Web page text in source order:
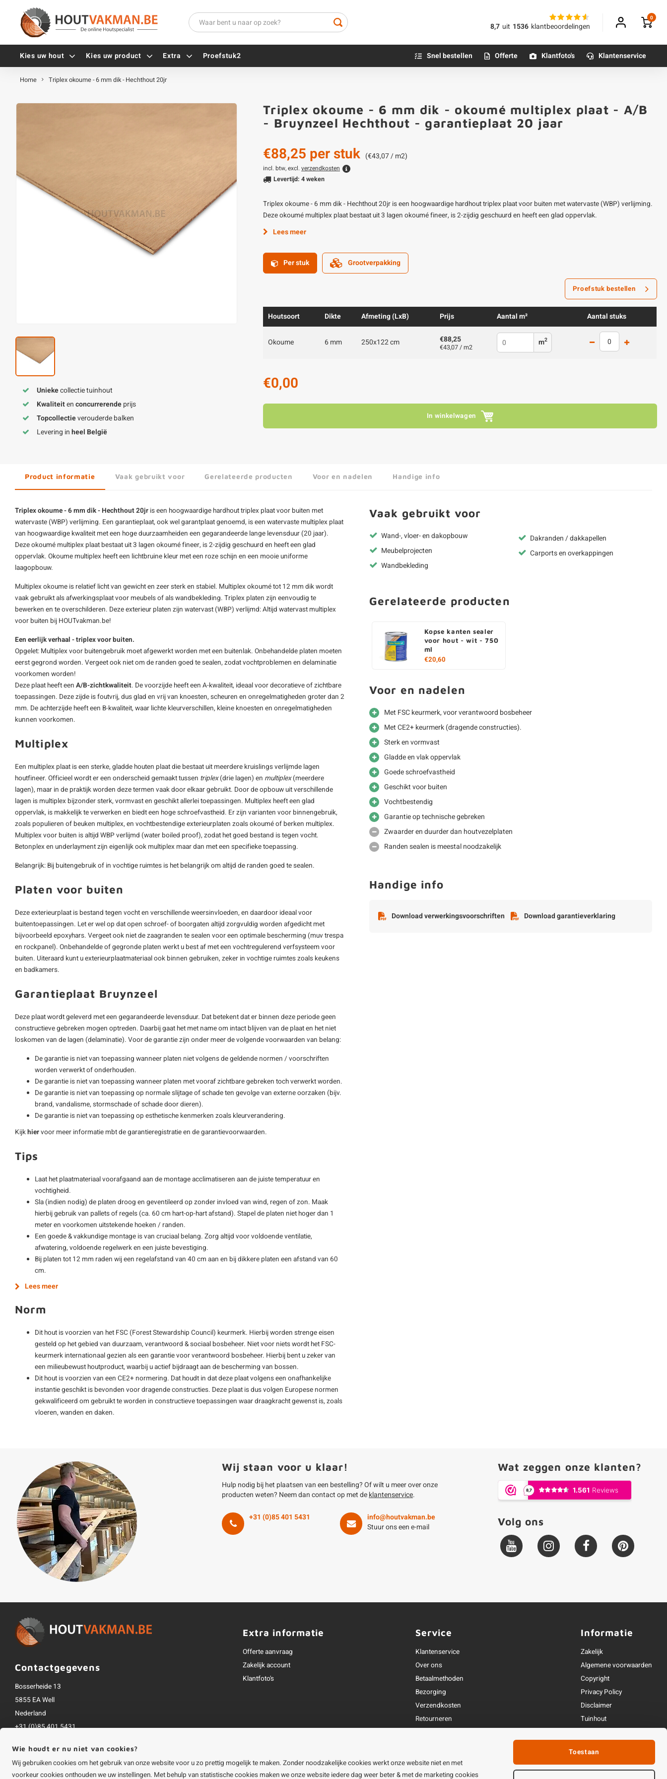
8,7 uit 1536 klantbeoordelingen
0
Kies uw hout Kies uw product Extra
Zwarte schroeven
Houten pennen
Blauwsteen sokkels
Olie - voor buiten
Impregneer
Olie en lak - voor binnen
Betonmortels
Alle poten & onderstellen
Proefstuk2 Snel bestellen Offerte Klantfoto's Klantenservice
Home Triplex okoume - 6 mm dik - Hechthout 20jr
Uniekecollectie tuinhout
Kwaliteitenconcurrerendeprijs
Topcollectieverouderde balken
Levering inheel België
Triplex okoume - 6 mm dik - okoumé multiplex plaat - A/B
- Bruynzeel Hechthout - garantieplaat 20 jaar
€88,25 per stuk (€43,07 / m2)
incl. btw, excl. verzendkosten
Levertijd: 4 weken
Triplex okoume - 6 mm dik - Hechthout 20jr is een hoogwaardige hardhout triplex plaat voor buiten met watervaste (WBP) verlijming.
Deze okoumé multiplex plaat bestaat uit 3 lagen okoumé fineer, is 2-zijdig geschuurd en heeft een glad oppervlak.
Lees meer
Per stuk Grootverpakking
Proefstuk bestellen
Houtsoort Dikte Afmeting (LxB) Prijs Aantal m² Aantal stuks
Okoume 6 mm 250x122 cm €88,25
€43,07 / m2 m2
€0,00
In winkelwagen
Product informatie Vaak gebruikt voor Gerelateerde producten Voor en nadelen Handige info
Triplex okoume - 6 mm dik - Hechthout 20jr is een hoogwaardige hardhout triplex plaat voor buiten met
watervaste (WBP) verlijming. Een garantieplaat, ook wel garantplaat genoemd, is een watervaste multiplex plaat
van hoogwaardige kwaliteit met een hoge duurzaamheiden een gegarandeerde lange levensduur (20 jaar).
Deze okoumé multiplex plaat bestaat uit 3 lagen okoumé fineer, is 2-zijdig geschuurd en heeft een glad
oppervlak. Okoume multiplex heeft een lichtbruine kleur met een roze schijn en een mooie uniforme
laagopbouw.
Multiplex okoume is relatief licht van gewicht en zeer sterk en stabiel. Multiplex okoumé tot 12 mm dik wordt
vaak gebruikt als afwerkingsplaat voor meubels of als wandbekleding. Triplex platen zijn eenvoudig te
bewerken en te overschilderen. Deze exterieur platen zijn watervast (WBP) verlijmd: Altijd watervast multiplex
voor buiten bij HOUTvakman.be!
Een eerlijk verhaal -triplexvoor buiten.
Opgelet: Multiplex voor buitengebruik moet afgewerkt worden met een buitenlak. Onbehandelde platen moeten
eerst gegrond worden. Vergeet ook niet om de randen goed te sealen, zodat vochtproblemen en delaminatie
voorkomen worden!
Deze plaat heeft een A/B-zichtkwaliteit. De voorzijde heeft een A-kwaliteit, ideaal voor decoratieve of zichtbare
toepassingen. Deze zijde is foutvrij, dus glad en vrij van knoesten, scheuren en onregelmatigheden groter dan 2
mm. De achterzijde heeft een B-kwaliteit, waar lichte kleurverschillen, kleine knoesten en onregelmatigheden
kunnen voorkomen.
Multiplex
Een multiplex plaat is een sterke, gladde houten plaat die bestaat uit meerdere kruislings verlijmde lagen
houtfineer. Officieel wordt er een onderscheid gemaakt tussen triplex(drie lagen) en multiplex(meerdere
lagen), maar in de praktijk worden deze termen vaak door elkaar gebruikt. Door de opbouw uit verschillende
lagen is multiplex bijzonder sterk, vormvast en geschikt allerlei toepassingen. Multiplex heeft een glad
oppervlak, is makkelijk te verwerken en biedt een hoge schroefvastheid. Er zijn varianten voor binnengebruik,
zoals populieren of beuken multiplex, en vochtbestendige exterieurplaten zoals okoumé of berken multiplex.
Multiplex voor buiten is altijd WBP verlijmd (water boiled proof), zodat het goed bestand is tegen vocht.
Betonplex en underlayment zijn eigenlijk ook multiplex maar dan met een specifieke toepassing.
Belangrijk: Bij buitengebruik of in vochtige ruimtes is het belangrijk om altijd de randen goed te sealen.
Platen voor buiten
Deze exterieurplaat is bestand tegen vocht en verschillende weersinvloeden, en daardoor ideaal voor
buitentoepassingen. Let er wel op dat open schroef- of boorgaten altijd zorgvuldig worden afgedicht met
bijvoorbeeld epoxyhars. Vergeet ook niet de zaagranden te sealen voor een optimale bescherming (muv trespa
en rockpanel). Onbehandelde of gegronde platen werkt u best af met een vochtregulerend verfsysteem voor
buiten. Uiteraard kunt u exterieurplaatmateriaal ook binnen gebruiken, zeker in vochtige ruimtes zoals keukens
en badkamers.
Garantieplaat Bruynzeel
Deze plaat wordt geleverd met een gegarandeerde levensduur. Dat betekent dat er binnen deze periode geen
constructieve gebreken mogen optreden. Daarbij gaat het met name om intact blijven van de plaat en het niet
loskomen van de lagen (delaminatie). Voor de garantie zijn onder meer de volgende voorwaarden van belang:
De garantie is niet van toepassing wanneer platen niet volgens de geldende normen / voorschriften
worden verwerkt of onderhouden.
De garantie is niet van toepassing wanneer platen met vooraf zichtbare gebreken toch verwerkt worden.
De garantie is niet van toepassing op normale slijtage of schade ten gevolge van externe oorzaken (bijv.
brand, vandalisme, stormschade of schade door dieren).
De garantie is niet van toepassing op esthetische kenmerken zoals kleurverandering.
Kijkhiervoor meer informatie mbt de garantieregistratie en de garantievoorwaarden.
Tips
Laat het plaatmateriaal voorafgaand aan de montage acclimatiseren aan de juiste temperatuur en
vochtigheid.
Sla (indien nodig) de platen droog en geventileerd op zonder invloed van wind, regen of zon. Maak
hierbij gebruik van pallets of regels (ca. 60 cm hart-op-hart afstand). Stapel de platen niet hoger dan 1
meter en voorkomen uitstekende hoeken / randen.
Een goede & vakkundige montage is van cruciaal belang. Zorg altijd voor voldoende ventilatie,
afwatering, voldoende regelwerk en een juiste bevestiging.
Bij platen tot 12 mm raden wij een regelafstand van 40 cm aan en bij dikkere platen een afstand van 60
cm.
Lees meer
Norm
Dit hout is voorzien van het FSC (Forest Stewardship Council) keurmerk. Hierbij worden strenge eisen
gesteld op het gebied van duurzaam, verantwoord & sociaal bosbeheer. Niet voor niets wordt het FSC-
keurmerk internationaal gezien als een garantie voor verantwoord bosbeheer. Hierbij bent u zeker van
een milieubewust houtproduct, waarbij u actief bijdraagt aan de bescherming van bossen.
Dit hout is voorzien van een CE2+ normering. Dat houdt in dat deze plaat volgens een onafhankelijke
instantie geschikt is bevonden voor dragende constructies. Deze plaat is dus volgen Europese normen
gekwalificeerd om gebruikt te worden in constructieve toepassingen waar draagkracht gewenst is, zoals
vloeren, wanden en daken.
Vaak gebruikt voor
Wand-, vloer- en dakopbouw
Meubelprojecten
Wandbekleding
Dakranden / dakkapellen
Carports en overkappingen
Gerelateerde producten
Kopse kanten sealer
voor hout - wit - 750
ml
€20,60
Voor en nadelen
Met FSC keurmerk, voor verantwoord bosbeheer
Met CE2+ keurmerk (dragende constructies).
Sterk en vormvast
Gladde en vlak oppervlak
Goede schroefvastheid
Geschikt voor buiten
Vochtbestendig
Garantie op technische gebreken
Zwaarder en duurder dan houtvezelplaten
Randen sealen is meestal noodzakelijk
Handige info
Download verwerkingsvoorschriften Download garantieverklaring
Wij staan voor u klaar!
Hulp nodig bij het plaatsen van een bestelling? Of wilt u meer over onze
producten weten? Neem dan contact op met deklantenservice.
+31 (0)85 401 5431
info@houtvakman.be
Stuur ons een e-mail
Wat zeggen onze klanten?
Volg ons
Contactgegevens
Bosserheide 13
5855 EA Well
Nederland
+31 (0)85 401 5431
Alle bedragen zijn incl. btw
Extra informatie
Offerte aanvraag
Zakelijk account
Klantfoto's
Service
Klantenservice
Over ons
Betaalmethoden
Bezorging
Verzendkosten
Retourneren
Openingstijden & contact
Informatie
Zakelijk
Algemene voorwaarden
Copyright
Privacy Policy
Disclaimer
Tuinhout
Wie houdt er nu niet van cookies?
Wij gebruiken cookies om het gebruik van onze website voor u zo prettig mogelijk te maken. Zonder noodzakelijke cookies werkt onze website niet en met
voorkeur cookies onthouden we uw instellingen. Met behulp van statistische cookies maken we onze website iedere dag weer beter & met de marketing cookies
Toestaan